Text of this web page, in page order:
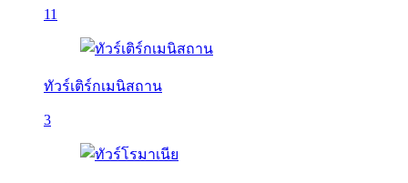
11
ทัวร์เติร์กเมนิสถาน
3